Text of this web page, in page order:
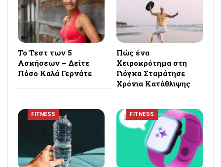
Το Τεστ των 5
Ασκήσεων – Δείτε
Πόσο Καλά Γερνάτε
Πώς ένα
Χειροκρότημα στη
Γιόγκα Σταμάτησε
Χρόνια Κατάθλιψης
FITNESS FITNESS